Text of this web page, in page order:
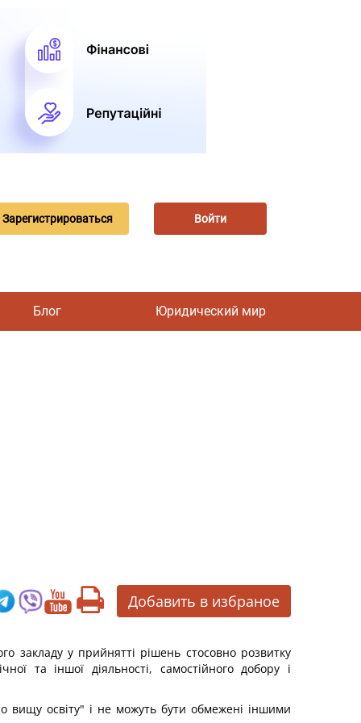
Зарегистрироваться Войти
Блог Юридический мир
Добавить в избраное
закладу у прийнятті рішень стосовно розвитку
та іншої діяльності, самостійного добору і
вищу освіту" і не можуть бути обмежені іншими